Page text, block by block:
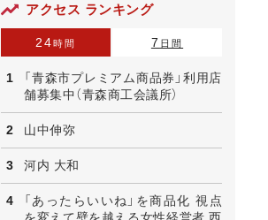
アクセス ランキング
24時間 7 日間
「青森市プレミアム商品券」利用店
舗募集中（青森商工会議所）
山中伸弥
河内 大和
「あったらいいね」を商品化 視点
を変えて壁を越える女性経営者 西